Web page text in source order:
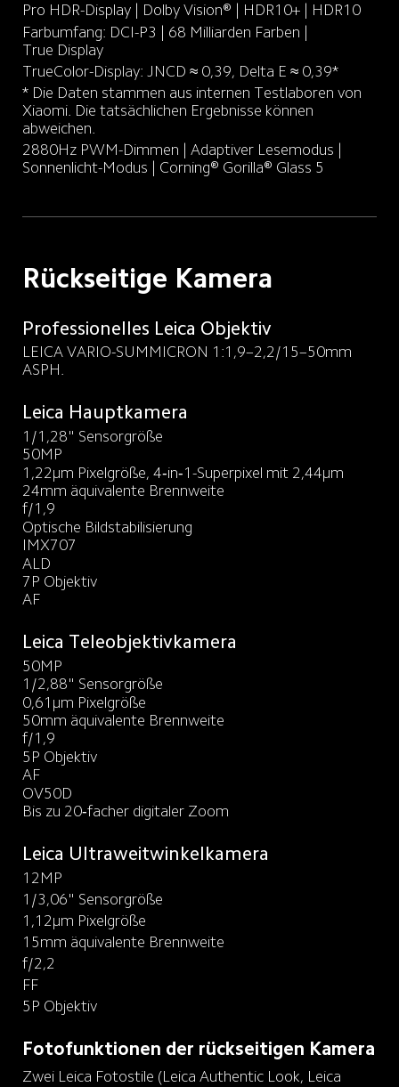
Pro HDR-Display | Dolby Vision® | HDR10+ | HDR10
Farbumfang: DCI-P3 | 68 Milliarden Farben |
True Display
TrueColor-Display: JNCD ≈ 0,39, Delta E ≈ 0,39*
* Die Daten stammen aus internen Testlaboren von
Xiaomi. Die tatsächlichen Ergebnisse können
abweichen.
2880Hz PWM-Dimmen | Adaptiver Lesemodus |
Sonnenlicht-Modus | Corning®️ Gorilla®️ Glass 5
Rückseitige Kamera
Professionelles Leica Objektiv
LEICA VARIO-SUMMICRON 1:1,9–2,2/15–50mm
ASPH.
1/1,28" Sensorgröße
50MP
1,22μm Pixelgröße, 4‑in‑1-Superpixel mit 2,44μm
24mm äquivalente Brennweite
f/1,9
Optische Bildstabilisierung
IMX707
ALD
7P Objektiv
AF
Leica Teleobjektivkamera
50MP
1/2,88" Sensorgröße
0,61μm Pixelgröße
50mm äquivalente Brennweite
f/1,9
5P Objektiv
AF
OV50D
Bis zu 20‑facher digitaler Zoom
Leica Ultraweitwinkelkamera
12MP
1/3,06" Sensorgröße
1,12μm Pixelgröße
15mm äquivalente Brennweite
f/2,2
FF
5P Objektiv
Fotofunktionen der rückseitigen Kamera
Zwei Leica Fotostile (Leica Authentic Look, Leica